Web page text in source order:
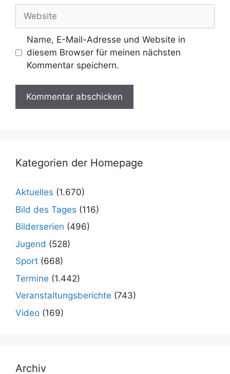
Adresse
Name, E-Mail-Adresse und Website in
diesem Browser für meinen nächsten
Kommentar speichern.
Kategorien der Homepage
Aktuelles (1.670)
Bild des Tages (116)
Bilderserien (496)
Jugend (528)
Sport (668)
Termine (1.442)
Veranstaltungsberichte (743)
Video (169)
Archiv